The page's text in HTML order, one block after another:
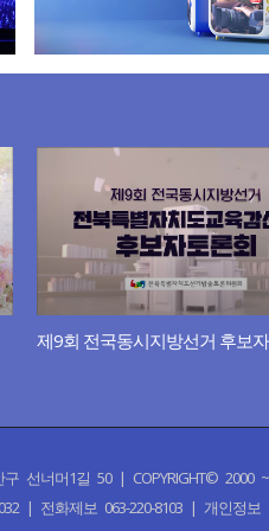
너머1길 50 | COPYRIGHT© 2000 ~
| 전화제보 063-220-8103 | 개인정보